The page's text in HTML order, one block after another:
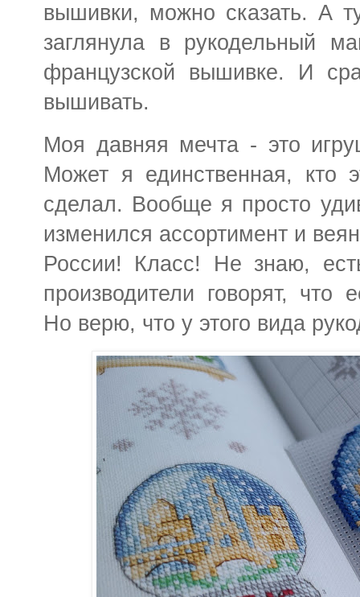
вышивки, можно сказать. А
заглянула в рукодельный
французской вышивке. И
вышивать.
Моя давняя мечта - это
Может я единственная, кто
сделал. Вообще я просто
изменился ассортимент и
России! Класс! Не знаю,
производители говорят, что
Но верю, что у этого вида